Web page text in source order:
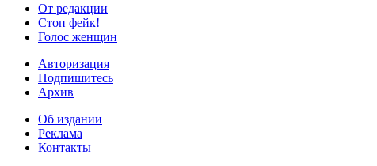
От редакции
Стоп фейк!
Голос женщин
Авторизация
Подпишитесь
Архив
Об издании
Реклама
Контакты